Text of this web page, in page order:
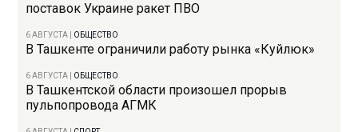
поставок Украине ракет ПВО
6 АВГУСТА ОБЩЕСТВО
В Ташкенте ограничили работу рынка «Куйлюк»
6 АВГУСТА ОБЩЕСТВО
В Ташкентской области произошел прорыв
пульпопровода АГМК